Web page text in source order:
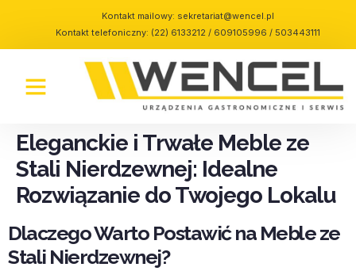
Kontakt mailowy: sekretariat@wencel.pl
Kontakt telefoniczny: (22) 6133212 / 609105996 / 503443111
Eleganckie i Trwałe Meble ze
Stali Nierdzewnej: Idealne
Rozwiązanie do Twojego Lokalu
Dlaczego Warto Postawić na Meble ze
Stali Nierdzewnej?